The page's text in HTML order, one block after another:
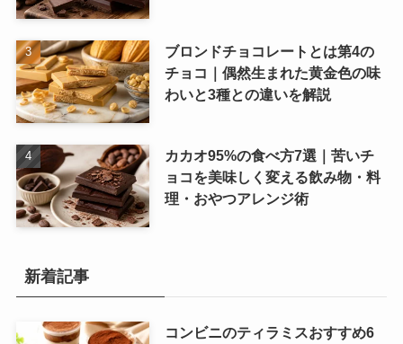
ブロンドチョコレートとは第4の
チョコ｜偶然生まれた黄金色の味
わいと3種との違いを解説
カカオ95%の食べ方7選｜苦いチ
ョコを美味しく変える飲み物・料
理・おやつアレンジ術
新着記事
コンビニのティラミスおすすめ6